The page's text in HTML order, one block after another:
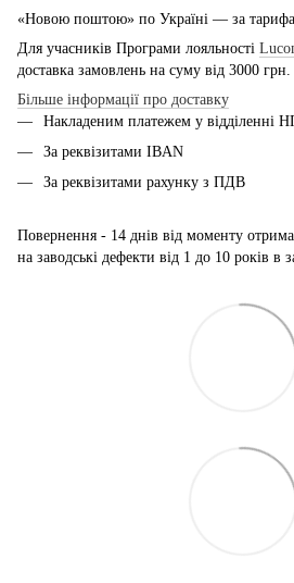
«Новою поштою» по Україні — за
Для учасників Програми лояльності
доставка замовлень на суму від 3000 грн.
Більше інформації про доставку
Накладеним платежем у відділенні
За реквізитами IBAN
За реквізитами рахунку з ПДВ
Повернення - 14 днів від моменту
на заводські дефекти від 1 до 10 років в